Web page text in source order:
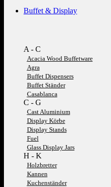
Buffet & Display
A - C
Acacia Wood Buffetware
Agra
Buffet Dispensers
Buffet Ständer
Casablanca
C - G
Cast Aluminium
Display Körbe
Display Stands
Fuel
Glass Display Jars
H - K
Holzbretter
Kannen
Kuchenständer